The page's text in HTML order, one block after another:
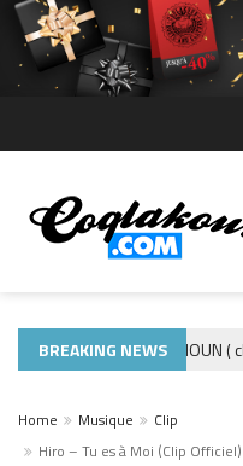
BREAKING NEWS
ADE440 – GRAMOUN ( clip
Home Musique
Clip
Hiro – Tu es à Moi (Clip